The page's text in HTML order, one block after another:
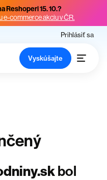
Reshoperi 15. 10.?
e-commerce akciu v ČR.
Prihlásiť sa
Vyskúšajte
bol